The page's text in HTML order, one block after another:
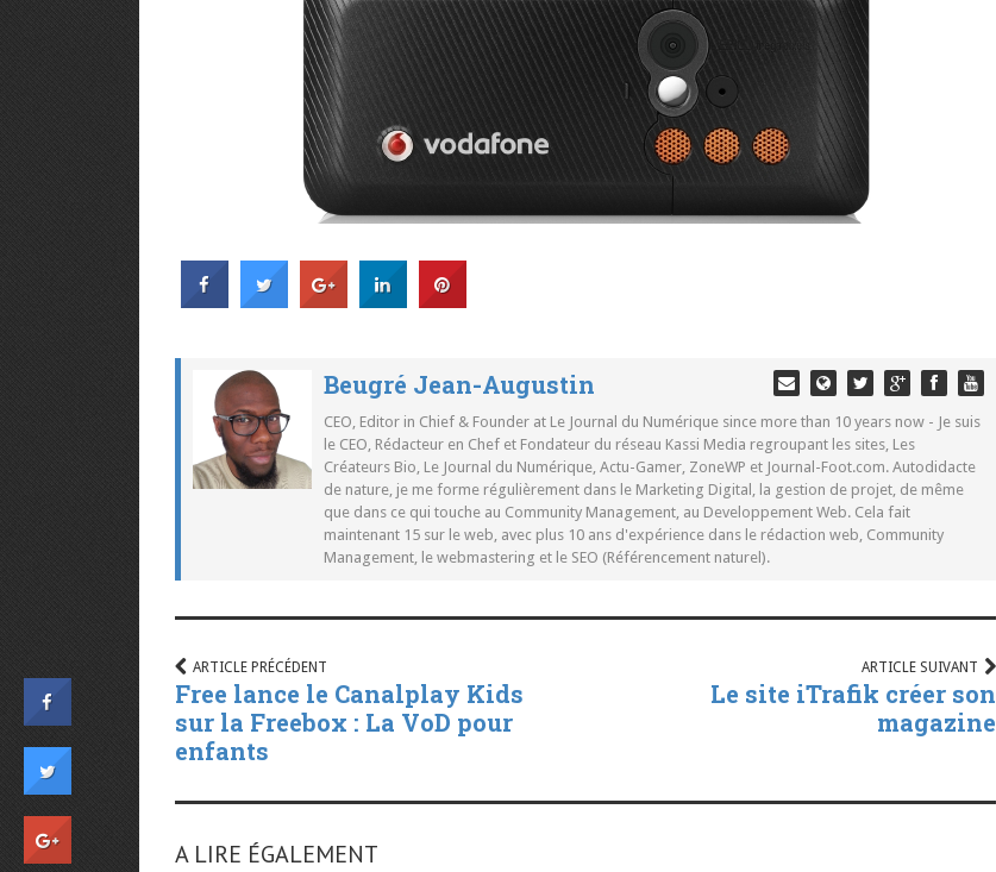
Beugré Jean-Augustin
CEO, Editor in Chief & Founder at Le Journal du Numérique since more than 10 years now - Je suis
le CEO, Rédacteur en Chef et Fondateur du réseau Kassi Media regroupant les sites, Les
Créateurs Bio, Le Journal du Numérique, Actu-Gamer, ZoneWP et Journal-Foot.com. Autodidacte
de nature, je me forme régulièrement dans le Marketing Digital, la gestion de projet, de même
que dans ce qui touche au Community Management, au Developpement Web. Cela fait
maintenant 15 sur le web, avec plus 10 ans d'expérience dans le rédaction web, Community
Management, le webmastering et le SEO (Référencement naturel).
ARTICLE PRÉCÉDENT
Free lance le Canalplay Kids
sur la Freebox : La VoD pour
enfants
ARTICLE SUIVANT
Le site iTrafik créer son
magazine
A LIRE ÉGALEMENT